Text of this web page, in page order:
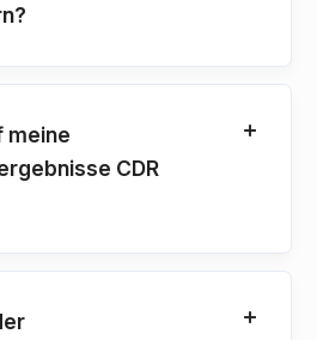
meine
CDR